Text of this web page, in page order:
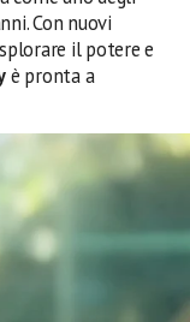
Con nuovi
il potere e
è pronta a